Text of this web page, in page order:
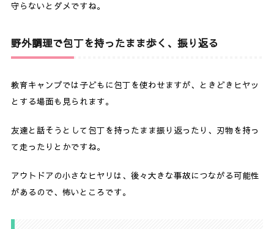
守らないとダメですね。
野外調理で包丁を持ったまま歩く、振り返る
教育キャンプでは子どもに包丁を使わせますが、ときどきヒヤッ
とする場面も見られます。
友達と話そうとして包丁を持ったまま振り返ったり、刃物を持っ
て走ったりとかですね。
アウトドアの小さなヒヤリは、後々大きな事故につながる可能性
があるので、怖いところです。